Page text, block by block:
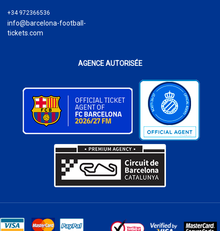
+34 972366536
info@barcelona-football-
tickets.com
AGENCE AUTORISÉE